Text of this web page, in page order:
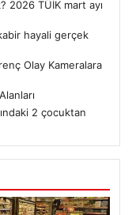
2026 TÜİK mart ayı
hayali gerçek
Olay Kameralara
2 çocuktan